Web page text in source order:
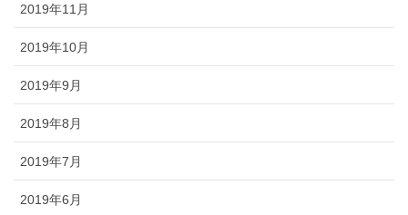
2019年11月
2019年10月
2019年9月
2019年8月
2019年7月
2019年6月